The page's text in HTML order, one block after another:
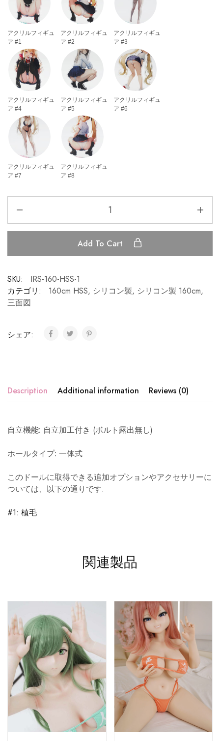
アクリルフィギュ
ア #1
アクリルフィギュ
ア #2
アクリルフィギュ
ア #3
アクリルフィギュ
ア #4
アクリルフィギュ
ア #5
アクリルフィギュ
ア #6
アクリルフィギュ
ア #7
アクリルフィギュ
ア #8
Add To Cart
SKU:
IRS-160-HSS-1
カテゴリ:
160cm HSS, シリコン製, シリコン製 160cm,
三面図
シェア:
Description Additional information Reviews (0)
自立機能: 自立加工付き (ボルト露出無し)
ホールタイプ: 一体式
このドールに取得できる追加オプションやアクセサリーに
ついては、以下の通りです.
#1: 植毛
関連製品